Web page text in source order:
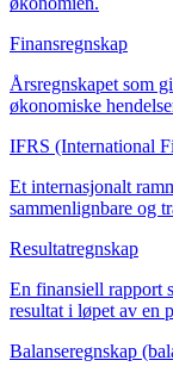
Finansregnskap
Årsregnskapet som
økonomiske
IFRS (International
Et internasjonalt
sammenlignbare og
Resultatregnskap
En finansiell rapport
resultat i løpet av en
Balanseregnskap